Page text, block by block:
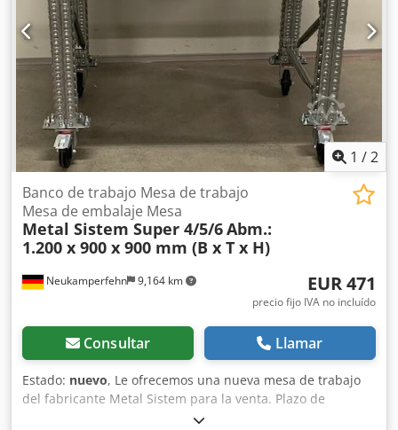
TS4 Incluye refuerzos transversales y diagonales, placas de
base Los soportes están premontados (estructura de
celosía atornillada) 888 mm de altura 700 mm de
profundidad 04 travesaños para mesa de trabajo, nuevos
Tipo de travesaño: TS Dimensiones del perfil: 70 x 42 x 3
mm Luz: 920 mm Color del material: completamente
galvanizado 01 tablero de trabajo, nuevo Tipo de madera:
MDF Grosor: 28 mm Dimensiones: 900 x 1.200 mm Color
del material: negro 03 estantes de acero, nuevos
Dimensiones: 300 x 700 mm Tipo: H29/D 01 juego de
escuadras, nuevo Para la fijación del tablero de trabajo
Dedpfehq Twysx Akwokr 08 ganchos de seguridad, nuevos
Color del material: completamente galvanizado
1 /2
Neukamperfehn 9,164 km
Banco de trabajo Mesa de trabajo
Mesa de embalaje Mesa
Metal Sistem Super 4/5/6Abm.:
1.200 x 900 x 900 mm (B x T x H)
EUR 471
precio fijo IVA no incluído
Consultar Llamar
Estado: nuevo, Le ofrecemos una nueva mesa de trabajo
del fabricante Metal Sistem para la venta. Plazo de
entrega: aproximadamente 3-4 semanas. Datos técnicos de